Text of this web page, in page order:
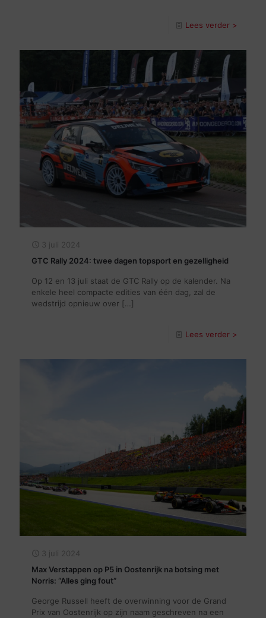
Lees verder >
3 juli 2024
GTC Rally 2024: twee dagen topsport en gezelligheid
Op 12 en 13 juli staat de GTC Rally op de kalender. Na
enkele heel compacte edities van één dag, zal de
wedstrijd opnieuw over […]
Lees verder >
3 juli 2024
Max Verstappen op P5 in Oostenrijk na botsing met
Norris: “Alles ging fout”
George Russell heeft de overwinning voor de Grand
Prix van Oostenrijk op zijn naam geschreven na een